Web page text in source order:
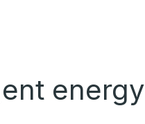
energy